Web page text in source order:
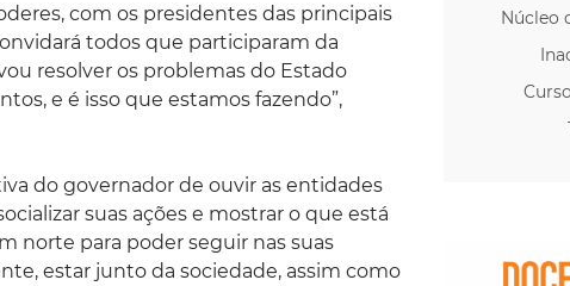
com os presidentes das principais
todos que participaram da
resolver os problemas do Estado
e é isso que estamos fazendo”,
do governador de ouvir as entidades
suas ações e mostrar o que está
norte para poder seguir nas suas
estar junto da sociedade, assim como
Núcleo